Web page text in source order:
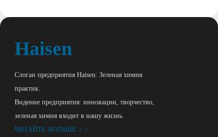
Haisen
Слоган предприятия Haisen: Зеленая химия
практик.
Видение предприятия: инновации, творчество,
зеленая химия входит в нашу жизнь.
ЧИТАЙТЕ БОЛЬШЕ > >